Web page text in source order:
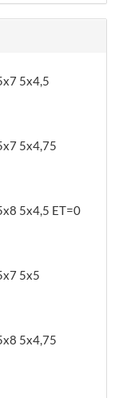
5x4,5
5x4,75
5x4,5 ET=0
5x5
5x4,75